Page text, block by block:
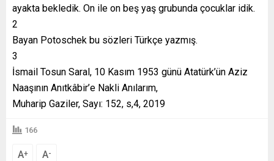
ayakta bekledik. On ile on beş yaş grubunda çocuklar idik.
2
Bayan Potoschek bu sözleri Türkçe yazmış.
3
İsmail Tosun Saral, 10 Kasım 1953 günü Atatürk’ün Aziz
Naaşının Anıtkâbir’e Nakli Anılarım,
Muharip Gaziler, Sayı: 152, s,4, 2019
166
A+ A-